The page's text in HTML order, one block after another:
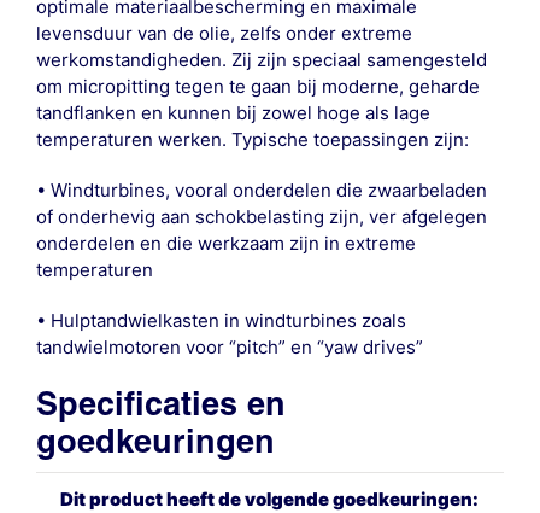
optimale materiaalbescherming en maximale
levensduur van de olie, zelfs onder extreme
werkomstandigheden. Zij zijn speciaal samengesteld
om micropitting tegen te gaan bij moderne, geharde
tandflanken en kunnen bij zowel hoge als lage
temperaturen werken. Typische toepassingen zijn:
• Windturbines, vooral onderdelen die zwaarbeladen
of onderhevig aan schokbelasting zijn, ver afgelegen
onderdelen en die werkzaam zijn in extreme
temperaturen
• Hulptandwielkasten in windturbines zoals
tandwielmotoren voor “pitch” en “yaw drives”
Specificaties en
goedkeuringen
Dit product heeft de volgende goedkeuringen: